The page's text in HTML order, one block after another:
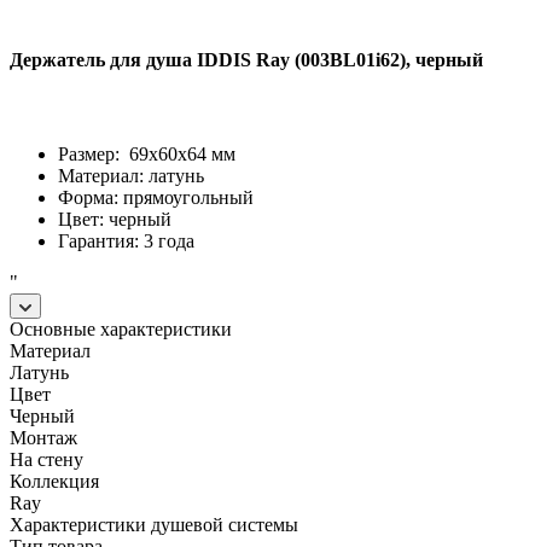
Держатель для душа IDDIS Ray (003BL01i62), черный
Размер: 69х60х64 мм
Материал: латунь
Форма: прямоугольный
Цвет: черный
Гарантия: 3 года
"
Основные характеристики
Материал
Латунь
Цвет
Черный
Монтаж
На стену
Коллекция
Ray
Характеристики душевой системы